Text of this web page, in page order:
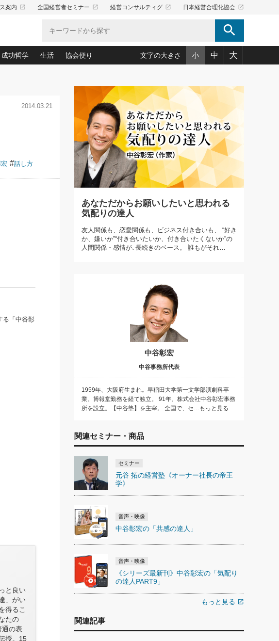
案内 launch 全国経営者セミナー launch 経営コンサルティグ launch 日本経営合理化協会 launch
search
第86回 「言葉狩り」
もっとみる
代の新戦略(12)
勘どころ・ツッコミどこ
される「ウェルビーイング経営入
る”お店の仕組みづくり(210)
だからお願いしたいと思われる 気配りの達人(127)
ム対応の新知識と新常識(57)
員に育てる！ 社員教育の決め手(203)
年の「中小企業の人育て」(38)
マネジメント(5)
成功哲学
中国哲学に学ぶ 不況は会社守成の好機(38)
令和時代の「社長の人間力の磨き方」(86)
先人の名句名言の教え 東洋思想に学ぶ経営学(132)
渡部昇一の「日本の指導者たち」(32)
経営に活かす“十八史略”(30)
生活
おのころ心平の ──社長のための「か・ら・だマネジメント」
(50)
デジタルＡＶを味方に！新・仕事術(180)
リーダー脳の鍛え方(32)
ワインを楽しむ基礎レッスン(12)
必読！社長が読むべき今月の4冊(88)
眼と耳で楽しむ読書術(162)
社長の「氣」(30)
米国スポーツ・ビジネスに学ぶ心理学(98)
高橋一喜の『これぞ！"本物の温泉"』(157)
協会便り
「愛読者通信」著者インタビュー(44)
ビジネス見聞録 経営ニュース(100)
作間信司の経営無形庵(けいえいむぎょうあん)(166)
経営セミナー情報局(1)
繁栄への着眼点 牟田太陽(76)
講話を聞いて学ぼう 実学・耳学・磨く「ミミガク」のすすめ
文字の大きさ 小 中 大
2014.03.21
#話し方
る「中谷彰
と良い
」がい
得るこ
たの
通の表
授。15
あなただからお願いしたいと思われる
気配りの達人
友人関係も、恋愛関係も、ビジネス付き合いも、 “好き
か、嫌いか”“付き合いたいか、付き合いたくないか”の
人間関係・感情が､長続きのベース。 誰もがそれ…
中谷彰宏
中谷事務所代表
1959年、大阪府生まれ。早稲田大学第一文学部演劇科卒
業。博報堂勤務を経て独立。 91年、株式会社中谷彰宏事務
所を設立。【中谷塾】を主宰。 全国で、セ…もっと見る
関連セミナー・商品
セミナー
元谷 拓の経営塾《オーナー社長の帝王
学》
音声・映像
中谷彰宏の「共感の達人」
音声・映像
《シリーズ最新刊》中谷彰宏の「気配り
の達人PART9」
もっと見る open_in_new
関連記事